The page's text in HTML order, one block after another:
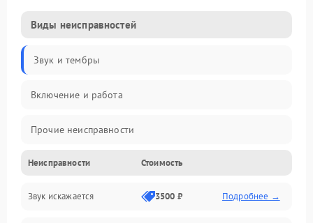
Виды неисправностей
Звук и тембры
Включение и работа
Прочие неисправности
Управление и электроника
Клавиатура
Неисправности Стоимость
Звук искажается 3500 ₽ Подробнее →